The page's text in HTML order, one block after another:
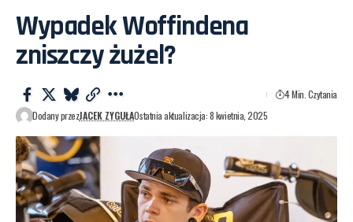
Wypadek Woffindena
zniszczy żużel?
Dodany przezJACEK ZYGUŁAOstatnia aktualizacja: 8 kwietnia, 2025
4 Min. Czytania